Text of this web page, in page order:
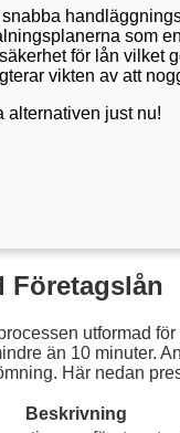
som
för lån vilket
vikten av att
alternativen just nu!
Företagslån
utformad
än 10 minuter.
Här nedan
Beskrivning